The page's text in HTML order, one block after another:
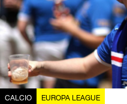
CALCIO EUROPA LEAGUE